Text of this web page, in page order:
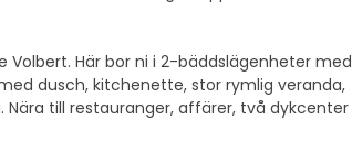
Volbert. Här bor ni i 2-bäddslägenheter med
dusch, kitchenette, stor rymlig veranda,
till restauranger, affärer, två dykcenter